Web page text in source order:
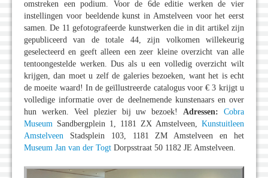
omstreken een podium. Voor de 6de editie werken de vier
instellingen voor beeldende kunst in Amstelveen voor het eerst
samen. De 11 gefotografeerde kunstwerken die in dit artikel zijn
gepubliceerd van de totale 44, zijn volkomen willekeurig
geselecteerd en geeft alleen een zeer kleine overzicht van alle
tentoongestelde werken. Dus als u een volledig overzicht wilt
krijgen, dan moet u zelf de galeries bezoeken, want het is echt
de moeite waard! In de geïllustreerde catalogus voor € 3 krijgt u
volledige informatie over de deelnemende kunstenaars en over
hun werken. Veel plezier bij uw bezoek!Adressen:
Cobra
Museum Sandbergplein 1, 1181 ZX Amstelveen, Kunstuitleen
Amstelveen Stadsplein 103, 1181 ZM Amstelveen en het
Museum Jan van der Togt Dorpsstraat 50 1182 JE Amstelveen.